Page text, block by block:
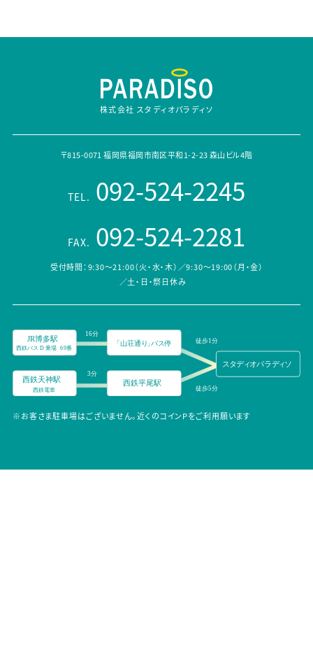
株式会社 スタディオパラディソ
〒815-0071 福岡県福岡市南区平和1-2-23 森山ビル4階
TEL. 092-524-2245
FAX. 092-524-2281
受付時間：9:30～21:00（火・水・木）／9:30～19:00（月・金）
／土・日・祭日休み
※お客さま駐車場はございません。近くのコインPをご利用願います